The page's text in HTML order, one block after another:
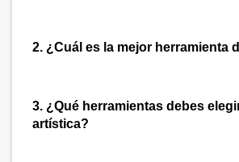
2. ¿Cuál es la mejor herramienta
3. ¿Qué herramientas debes
artística?